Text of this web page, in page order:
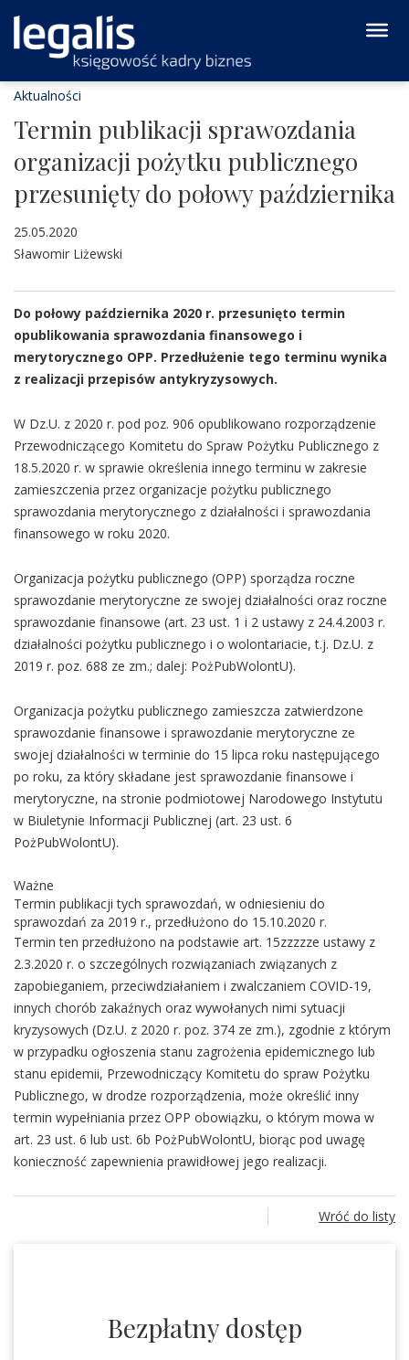
Aktualności
Termin publikacji sprawozdania
organizacji pożytku publicznego
przesunięty do połowy października
25.05.2020
Sławomir Liżewski
Do połowy października 2020 r. przesunięto termin
opublikowania sprawozdania finansowego i
merytorycznego OPP. Przedłużenie tego terminu wynika
z realizacji przepisów antykryzysowych.
W Dz.U. z 2020 r. pod poz. 906 opublikowano rozporządzenie
Przewodniczącego Komitetu do Spraw Pożytku Publicznego z
18.5.2020 r. w sprawie określenia innego terminu w zakresie
zamieszczenia przez organizacje pożytku publicznego
sprawozdania merytorycznego z działalności i sprawozdania
finansowego w roku 2020.
Organizacja pożytku publicznego (OPP) sporządza roczne
sprawozdanie merytoryczne ze swojej działalności oraz roczne
sprawozdanie finansowe (art. 23 ust. 1 i 2 ustawy z 24.4.2003 r.
działalności pożytku publicznego i o wolontariacie, t.j. Dz.U. z
2019 r. poz. 688 ze zm.; dalej: PożPubWolontU).
Organizacja pożytku publicznego zamieszcza zatwierdzone
sprawozdanie finansowe i sprawozdanie merytoryczne ze
swojej działalności w terminie do 15 lipca roku następującego
po roku, za który składane jest sprawozdanie finansowe i
merytoryczne, na stronie podmiotowej Narodowego Instytutu
w Biuletynie Informacji Publicznej (art. 23 ust. 6
PożPubWolontU).
Ważne
Termin publikacji tych sprawozdań, w odniesieniu do
sprawozdań za 2019 r., przedłużono do 15.10.2020 r.
Termin ten przedłużono na podstawie art. 15zzzzze ustawy z
2.3.2020 r. o szczególnych rozwiązaniach związanych z
zapobieganiem, przeciwdziałaniem i zwalczaniem COVID-19,
innych chorób zakaźnych oraz wywołanych nimi sytuacji
kryzysowych (Dz.U. z 2020 r. poz. 374 ze zm.), zgodnie z którym
w przypadku ogłoszenia stanu zagrożenia epidemicznego lub
stanu epidemii, Przewodniczący Komitetu do spraw Pożytku
Publicznego, w drodze rozporządzenia, może określić inny
termin wypełniania przez OPP obowiązku, o którym mowa w
art. 23 ust. 6 lub ust. 6b PożPubWolontU, biorąc pod uwagę
konieczność zapewnienia prawidłowej jego realizacji.
Wróć do listy
Bezpłatny dostęp